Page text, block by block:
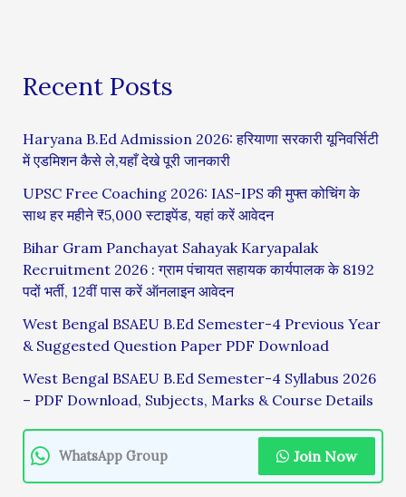
Recent Posts
Haryana B.Ed Admission 2026: हरियाणा सरकारी यूनिवर्सिटी
में एडमिशन कैसे ले,यहाँ देखे पूरी जानकारी
UPSC Free Coaching 2026: IAS-IPS की मुफ्त कोचिंग के
साथ हर महीने ₹5,000 स्टाइपेंड, यहां करें आवेदन
Bihar Gram Panchayat Sahayak Karyapalak
Recruitment 2026 : ग्राम पंचायत सहायक कार्यपालक के 8192
पदों भर्ती, 12वीं पास करें ऑनलाइन आवेदन
West Bengal BSAEU B.Ed Semester-4 Previous Year
& Suggested Question Paper PDF Download
West Bengal BSAEU B.Ed Semester-4 Syllabus 2026
– PDF Download, Subjects, Marks & Course Details
WhatsApp Group Join Now